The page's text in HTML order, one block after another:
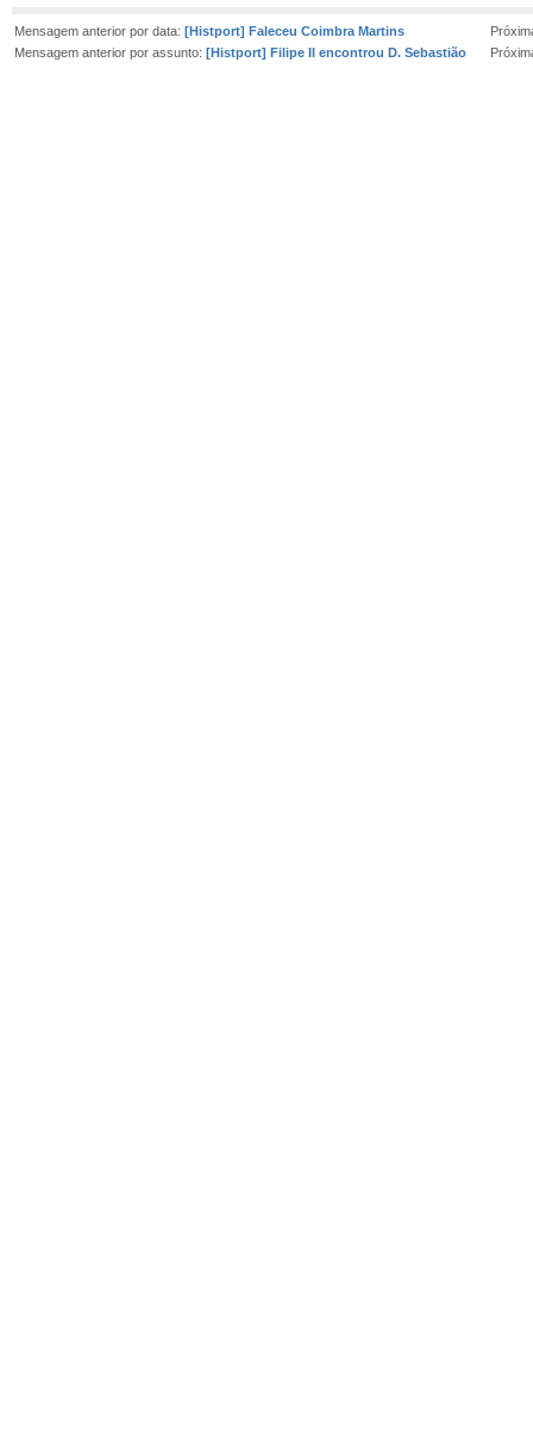
Mensagem anterior por data: [Histport] Faleceu Coimbra Martins
Mensagem anterior por assunto: [Histport] Filipe II encontrou D. Sebastião